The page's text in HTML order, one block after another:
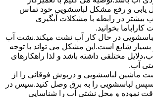
و رفع مشکل لباسشویی خود تماس
بیشتر در رابطه با مشکلات آبگیری
بخوانید.
لباسشویی در ﺣﺎل ﮐﺎر آب ﻧﺸﺖ میکند.نشت آب
شایع است.این مشکل می تواند با توجه
مختلفی داشته باشد و لذا راهکارهای
آب.
ﭘﺸﺖ ﻣﺎﺷﯿﻦ لباسشویی و درپوش ﻓﻮﻗﺎﻧﯽ را از
ﺳﭙﺲ لباسشویی را ﺑﻪ ﺑﺮق وصل ﮐﻨﯿﺪ.سپس در
نموده و ﻣﺤﻞ نشتی آب را ﺷﻨﺎﺳﺎﯾﯽ